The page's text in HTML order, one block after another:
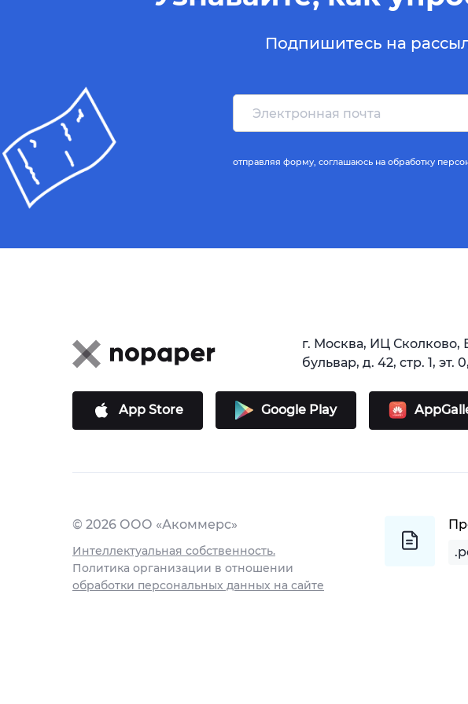
Подпишитесь на
отправляя форму, соглашаюсь на обработку
г. Москва, ИЦ Сколково,
бульвар, д. 42, стр. 1, эт.
App Store Google Play
© 2026 ООО «Акоммерс»
Интеллектуальная собственность.
Политика организации в отношении
обработки персональных данных на сайте